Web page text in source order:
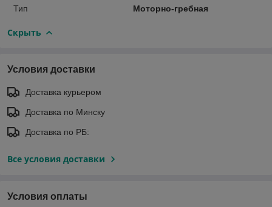
Тип Моторно-гребная
Скрыть
Условия доставки
Доставка курьером
Доставка по Минску
Доставка по РБ:
Все условия доставки
Условия оплаты